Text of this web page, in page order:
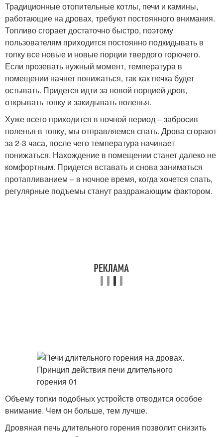
Традиционные отопительные котлы, печи и камины,
работающие на дровах, требуют постоянного внимания.
Топливо сгорает достаточно быстро, поэтому
пользователям приходится постоянно подкидывать в
топку все новые и новые порции твердого горючего.
Если прозевать нужный момент, температура в
помещении начнет понижаться, так как печка будет
остывать. Придется идти за новой порцией дров,
открывать топку и закидывать поленья.
Хуже всего приходится в ночной период – забросив
поленья в топку, мы отправляемся спать. Дрова сгорают
за 2-3 часа, после чего температура начинает
понижаться. Нахождение в помещении станет далеко не
комфортным. Придется вставать и снова заниматься
протапливанием – в ночное время, когда хочется спать,
регулярные подъемы станут раздражающим фактором.
Объему топки подобных устройств отводится особое
внимание. Чем он больше, тем лучше.
Дровяная печь длительного горения позволит снизить